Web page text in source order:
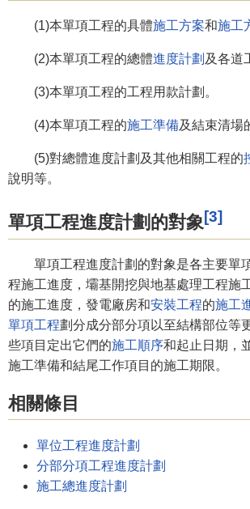
(1)本單項工程的具體施工方案和施工
(2)本單項工程的總體進度計劃 及各道
(3)本單項工程的工程用款計劃。
(4)本單項工程的施工準備及結束清場
(5)對總體進度計劃及其他相關工程的
說明等。
單項工程進度計劃的對象[3]
單項工程進度計劃的對象是各主要單
程施工進度，壩基開挖與地基處理工程施
的施工進度，發電廠房和安裝工程的施工
單項工程劃分成分部分項以至結構部位等
些項目定出它們的施工順序和起止日期，
施工準備和結尾工作項目的施工期限。
相關條目
單位工程進度計劃
分部分項工程進度計劃
施工總進度計劃